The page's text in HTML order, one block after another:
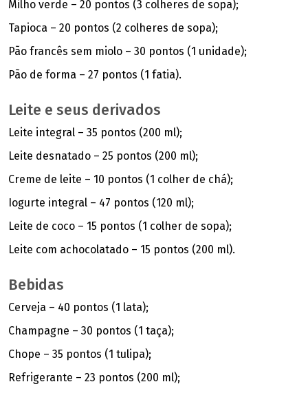
Milho verde – 20 pontos (3 colheres de sopa);
Tapioca – 20 pontos (2 colheres de sopa);
Pão francês sem miolo – 30 pontos (1 unidade);
Pão de forma – 27 pontos (1 fatia).
Leite e seus derivados
Leite integral – 35 pontos (200 ml);
Leite desnatado – 25 pontos (200 ml);
Creme de leite – 10 pontos (1 colher de chá);
Iogurte integral – 47 pontos (120 ml);
Leite de coco – 15 pontos (1 colher de sopa);
Leite com achocolatado – 15 pontos (200 ml).
Bebidas
Cerveja – 40 pontos (1 lata);
Champagne – 30 pontos (1 taça);
Chope – 35 pontos (1 tulipa);
Refrigerante – 23 pontos (200 ml);